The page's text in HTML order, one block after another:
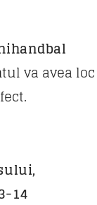
va avea loc
14